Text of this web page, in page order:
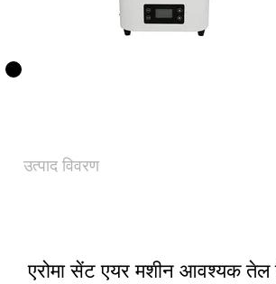
उत्पाद विवरण
एरोमा सेंट एयर मशीन आवश्यक